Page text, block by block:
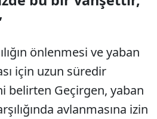
önlenmesi ve yaban
için uzun süredir
belirten Geçirgen, yaban
avlanmasına izin